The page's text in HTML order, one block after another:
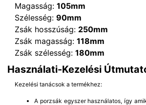
Magasság: 105mm
Szélesség: 90mm
Zsák hosszúság: 250mm
Zsák magasság: 118mm
Zsák szélesség: 180mm
Használati-Kezelési
Kezelési tanácsok a termékhez:
A porzsák egyszer használatos, így